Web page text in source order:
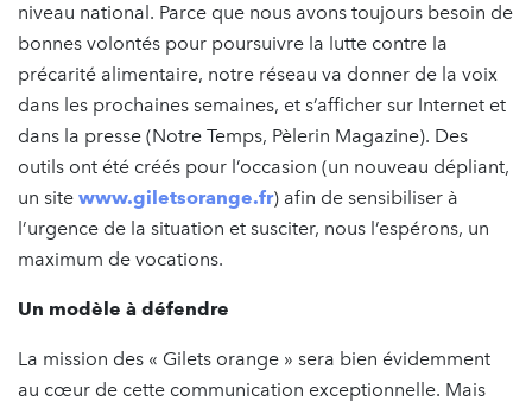
niveau national. Parce que nous avons toujours besoin de
bonnes volontés pour poursuivre la lutte contre la
précarité alimentaire, notre réseau va donner de la voix
dans les prochaines semaines, et s’afficher sur Internet et
dans la presse (Notre Temps, Pèlerin Magazine). Des
outils ont été créés pour l’occasion (un nouveau dépliant,
un site www.giletsorange.fr) afin de sensibiliser à
l’urgence de la situation et susciter, nous l’espérons, un
maximum de vocations.
Un modèle à défendre
La mission des « Gilets orange » sera bien évidemment
au cœur de cette communication exceptionnelle. Mais